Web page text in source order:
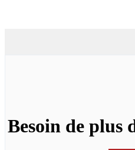
Besoin de plus